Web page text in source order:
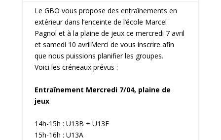
Le GBO vous propose des entraînements en
extérieur dans l’enceinte de l’école Marcel
Pagnol et à la plaine de jeux ce mercredi 7 avril
et samedi 10 avrilMerci de vous inscrire afin
que nous puissions planifier les groupes.
Voici les créneaux prévus :
Entraînement Mercredi 7/04, plaine de
jeux
14h-15h : U13B + U13F
15h-16h : U13A